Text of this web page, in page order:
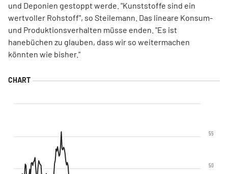
und Deponien gestoppt werde. "Kunststoffe sind ein
wertvoller Rohstoff", so Steilemann. Das lineare Konsum-
und Produktionsverhalten müsse enden. "Es ist
hanebüchen zu glauben, dass wir so weitermachen
könnten wie bisher."
50
55